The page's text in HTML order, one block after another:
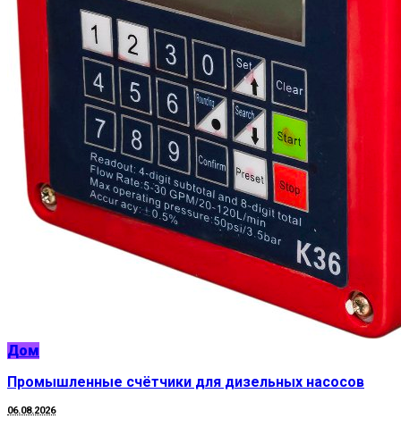
Дом
Промышленные счётчики для дизельных насосов
06.08.2026